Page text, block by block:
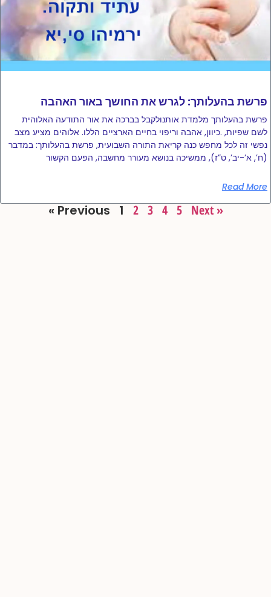
פרשת בהעלותך: לגרש את החושך באור האהבה
פרשת בהעלותך מלמדת אותנולקבל בברכה את אור התודעה האלוהית
לשם שפיות, .כיוון, אהבה וריפוי בחיים הארציים הללו. אלוהים מציע מצב
נפשי זה לכל מחפש כנה קריאת התורה השבועית, פרשת בהעלותך: במדבר
(ח’, א’-יב’, ט”ז), ממשיכה בנושא מעורר מחשבה, הפעם הקשור
Read More
« Previous 1 2 3 4 5 Next »